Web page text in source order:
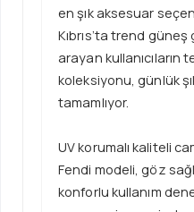
en şık aksesuar
Kıbrıs’ta trend
arayan kullanıcıların
koleksiyonu, günlük
tamamlıyor.
UV korumalı kaliteli
Fendi modeli, göz
konforlu kullanım